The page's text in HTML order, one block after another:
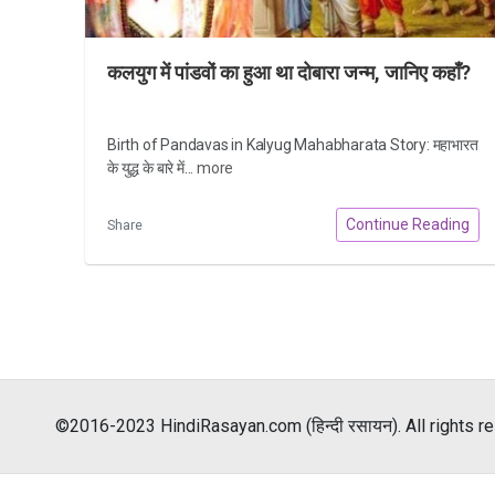
कलयुग में पांडवों का हुआ था दोबारा जन्म, जानिए कहाँ?
Birth of Pandavas in Kalyug Mahabharata Story: महाभारत
के युद्ध के बारे में... more
Share Continue Reading
©2016-2023 HindiRasayan.com (हिन्दी रसायन). All rights